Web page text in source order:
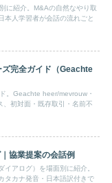
に紹介。M&Aの自然なやり取
本人学習者が会話の流れごと
ズ完全ガイド（Geachte
。Geachte heer/mevrouw・
初対面・既存取引・名前不
協業提案の会話例
アログ）を場面別に紹介。
タカナ発音・日本語訳付きで